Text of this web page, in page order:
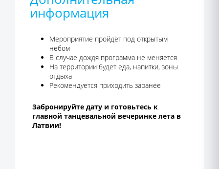
информация
Мероприятие пройдёт под открытым
небом
В случае дождя программа не меняется
На территории будет еда, напитки, зоны
отдыха
Рекомендуется приходить заранее
Забронируйте дату и готовьтесь к
главной танцевальной вечеринке лета в
Латвии!